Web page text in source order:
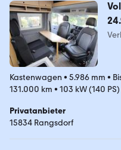
Kastenwagen • 5.986 mm •
131.000 km • 103 kW (140 PS)
Privatanbieter
15834 Rangsdorf